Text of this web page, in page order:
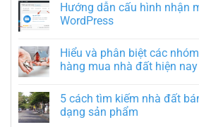
Hướng dẫn cấu hình nhận
WordPress
Hiểu và phân biệt các
hàng mua nhà đất hiện nay
5 cách tìm kiếm nhà đất
dạng sản phẩm